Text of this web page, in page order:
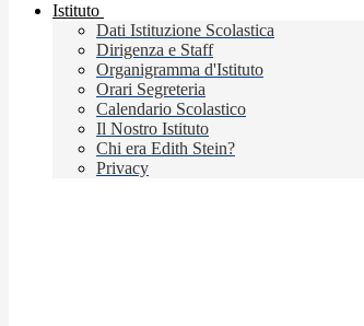
Istituto
Dati Istituzione Scolastica
Dirigenza e Staff
Organigramma d'Istituto
Orari Segreteria
Calendario Scolastico
Il Nostro Istituto
Chi era Edith Stein?
Privacy